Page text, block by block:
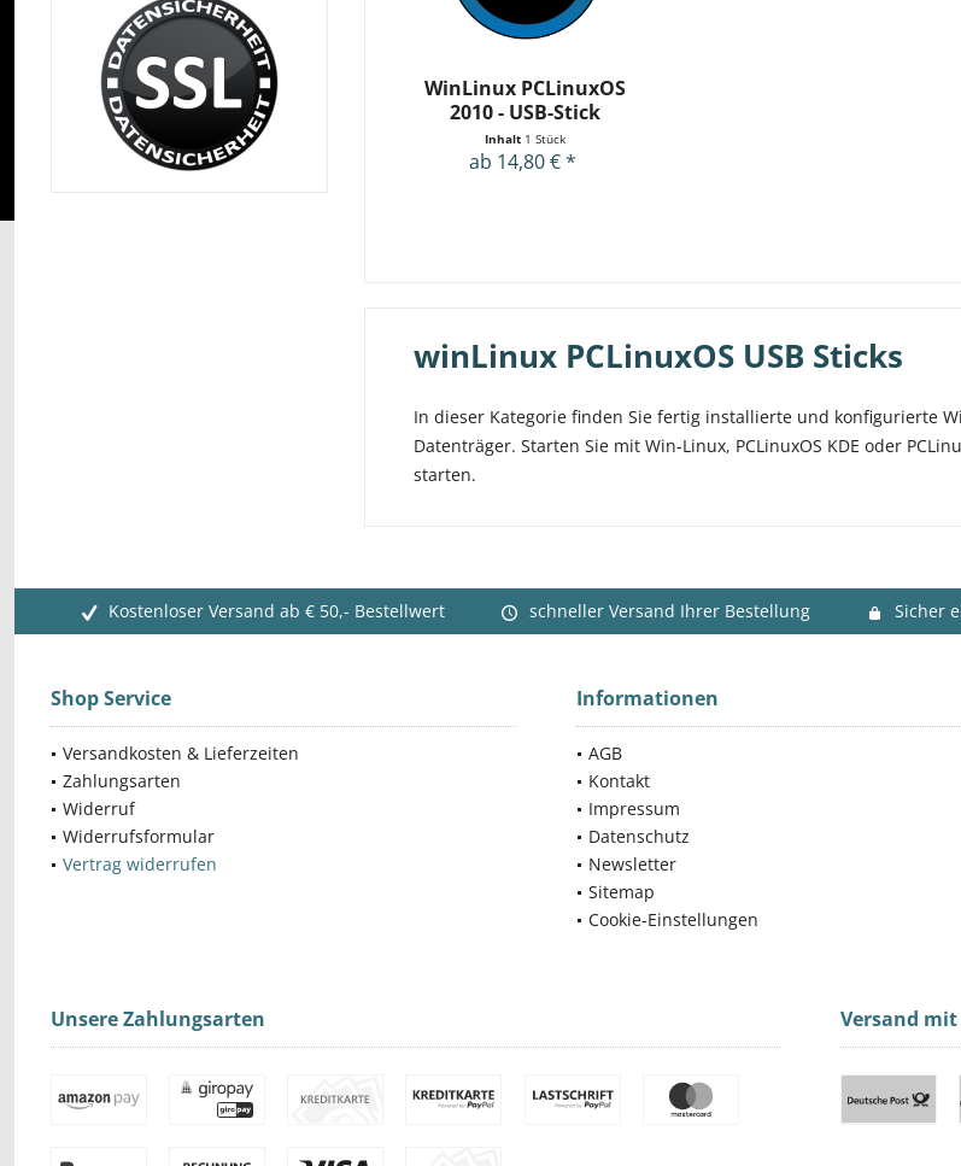
WinLinux PCLinuxOS
2010 - USB-Stick
Inhalt 1 Stück
ab 14,80 € *
winLinux PCLinuxOS USB Sticks
In dieser Kategorie finden Sie fertig installierte und konfigurierte
Datenträger. Starten Sie mit Win-Linux, PCLinuxOS KDE oder
starten.
Kostenloser Versand ab € 50,- Bestellwert schneller Versand Ihrer Bestellung Sicher
Shop Service
Versandkosten & Lieferzeiten
Zahlungsarten
Widerruf
Widerrufsformular
Vertrag widerrufen
Informationen
AGB
Kontakt
Impressum
Datenschutz
Newsletter
Sitemap
Cookie-Einstellungen
Unsere Zahlungsarten Versand mit